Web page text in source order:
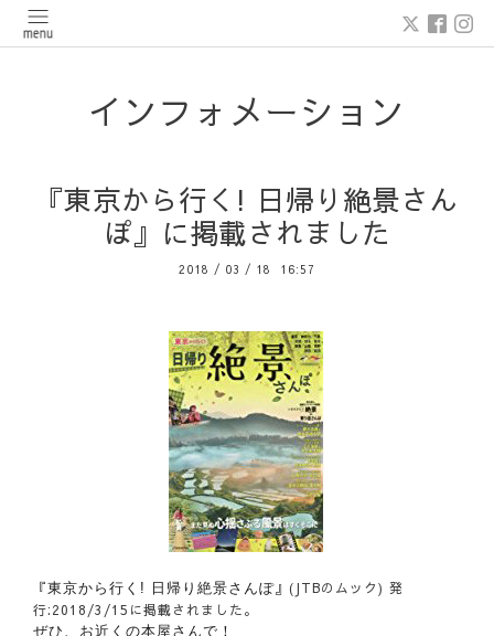
インフォメーション
『東京から行く! 日帰り絶景さん
ぽ』に掲載されました
2018 / 03 / 18 16:57
『東京から行く! 日帰り絶景さんぽ 』(JTBのムック) 発
行:2018/3/15に掲載されました。
ぜひ、お近くの本屋さんで！